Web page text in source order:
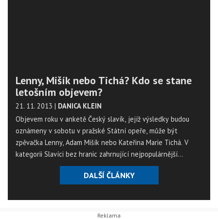
Lenny, Mišík nebo Tichá? Kdo se stane
letošním objevem?
21. 11. 2013 | DANICA KLEIN
Objevem roku v anketě Český slavík, jejíž výsledky budou
oznámeny v sobotu v pražské Státní opeře, může být
zpěvačka Lenny, Adam Mišík nebo Kateřina Marie Tichá. V
kategorii Slavíci bez hranic zahrnující nejpopulárnější
slovenské interprety v ČR jsou v první trojici podle abecedy
Elán, No Name a Miro Žbirka.DALŠÍ ČLÁNKY